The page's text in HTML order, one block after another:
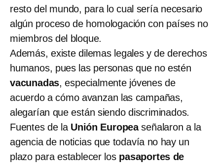
resto del mundo, para lo cual sería necesario
algún proceso de homologación con países no
miembros del bloque.
Además, existe dilemas legales y de derechos
humanos, pues las personas que no estén
vacunadas, especialmente jóvenes de
acuerdo a cómo avanzan las campañas,
alegarían que están siendo discriminados.
Fuentes de la Unión Europeaseñalaron a la
agencia de noticias que todavía no hay un
plazo para establecer los pasaportes de